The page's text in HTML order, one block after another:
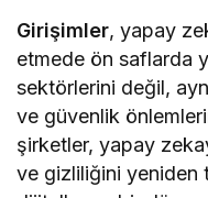
Girişimler, yapay
etmede ön saflarda
sektörlerini değil,
ve güvenlik
şirketler, yapay
ve gizliliğini yeniden